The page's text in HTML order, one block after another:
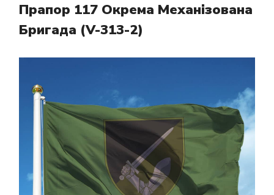
Прапор 117 Окрема Механізована
Бригада (V-313-2)